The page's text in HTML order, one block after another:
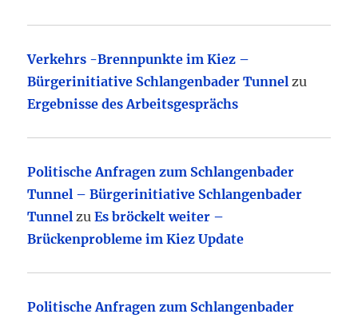
Verkehrs -Brennpunkte im Kiez –
Bürgerinitiative Schlangenbader Tunnel zu
Ergebnisse des Arbeitsgesprächs
Politische Anfragen zum Schlangenbader
Tunnel – Bürgerinitiative Schlangenbader
Tunnel zuEs bröckelt weiter –
Brückenprobleme im Kiez Update
Politische Anfragen zum Schlangenbader